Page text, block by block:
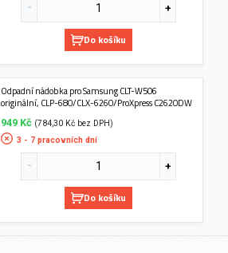
Do košíku
Odpadní nádobka pro Samsung CLT-W506
originální, CLP-680/CLX-6260/ProXpress C2620DW
949 Kč (784,30 Kč bez DPH)
3 - 7 pracovních dní
Do košíku